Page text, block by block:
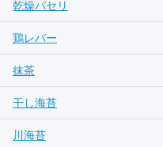
乾燥パセリ
鶏レバー
抹茶
干し海苔
川海苔